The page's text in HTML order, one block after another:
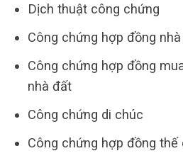
Dịch thuật công chứng
Công chứng hợp đồng
Công chứng hợp đồng
nhà đất
Công chứng di chúc
Công chứng hợp đồng thế